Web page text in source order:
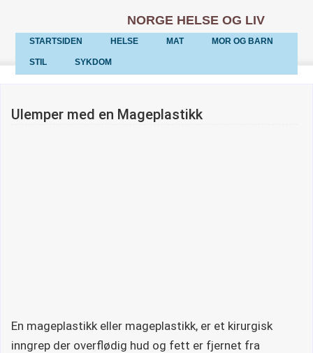
NORGE HELSE OG LIV
STARTSIDEN HELSE MAT MOR OG BARN
STIL SYKDOM
Ulemper med en Mageplastikk
En mageplastikk eller mageplastikk, er et kirurgisk
inngrep der overflødig hud og fett er fjernet fra